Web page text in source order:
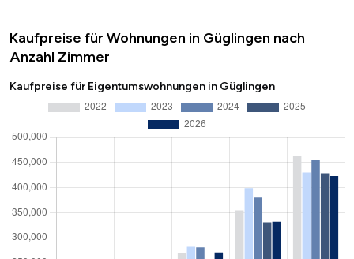
Kaufpreise für Wohnungen in Güglingen nach
Anzahl Zimmer
Kaufpreise für Eigentumswohnungen in Güglingen